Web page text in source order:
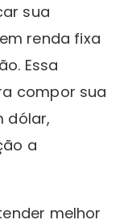
sua
renda fixa
Essa
compor sua
dólar,
a
melhor